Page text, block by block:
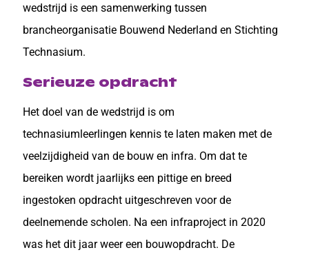
wedstrijd is een samenwerking tussen
brancheorganisatie Bouwend Nederland en Stichting
Technasium.
Serieuze opdracht
Het doel van de wedstrijd is om
technasiumleerlingen kennis te laten maken met de
veelzijdigheid van de bouw en infra. Om dat te
bereiken wordt jaarlijks een pittige en breed
ingestoken opdracht uitgeschreven voor de
deelnemende scholen. Na een infraproject in 2020
was het dit jaar weer een bouwopdracht. De